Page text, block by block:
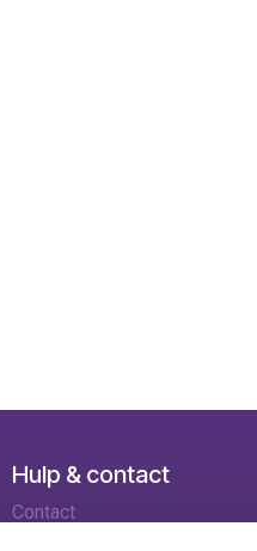
Hulp & contact
Contact